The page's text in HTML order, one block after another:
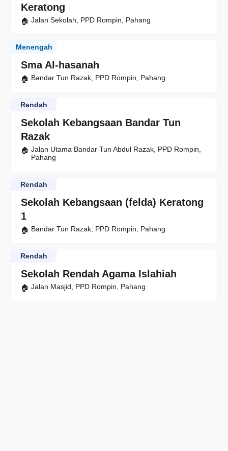
Keratong
Jalan Sekolah, PPD Rompin, Pahang
Sma Al-hasanah
Menengah
Bandar Tun Razak, PPD Rompin, Pahang
Sekolah Kebangsaan Bandar Tun
Razak
Rendah
Jalan Utama Bandar Tun Abdul Razak, PPD Rompin,
Pahang
Sekolah Kebangsaan (felda) Keratong
1
Rendah
Bandar Tun Razak, PPD Rompin, Pahang
Sekolah Rendah Agama Islahiah
Rendah
Jalan Masjid, PPD Rompin, Pahang